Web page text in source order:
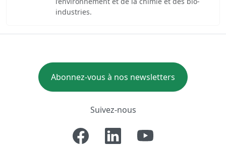
industries.
Abonnez-vous à nos newsletters
Suivez-nous